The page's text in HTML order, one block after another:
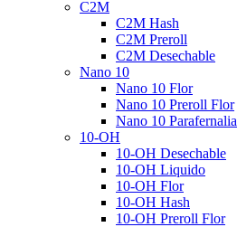
C2M
C2M Hash
C2M Preroll
C2M Desechable
Nano 10
Nano 10 Flor
Nano 10 Preroll Flor
Nano 10 Parafernalia
10-OH
10-OH Desechable
10-OH Liquido
10-OH Flor
10-OH Hash
10-OH Preroll Flor